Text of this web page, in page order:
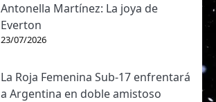
Antonella Martínez: La joya de
Everton
23/07/2026
La Roja Femenina Sub-17 enfrentará
a Argentina en doble amistoso